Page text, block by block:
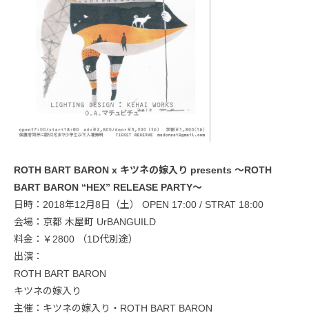
ROTH BART BARON x キツネの嫁入り presents 〜ROTH
BART BARON “HEX” RELEASE PARTY〜
日時：2018年12月8日（土） OPEN 17:00 / STRAT 18:00
会場：京都 木屋町 UrBANGUILD
料金：￥2800 （1D代別途）
出演：
ROTH BART BARON
キツネの嫁入り
主催：キツネの嫁入り・ROTH BART BARON